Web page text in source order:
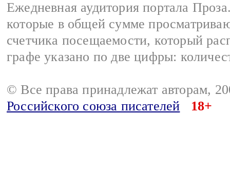
Ежедневная аудитория портала
которые в общей сумме
счетчика посещаемости, который
графе указано по две цифры:
© Все права принадлежат авторам,
Российского союза писателей
18+